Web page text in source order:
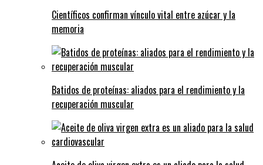
Científicos confirman vínculo vital entre azúcar y la
memoria
Batidos de proteínas: aliados para el rendimiento y la
recuperación muscular